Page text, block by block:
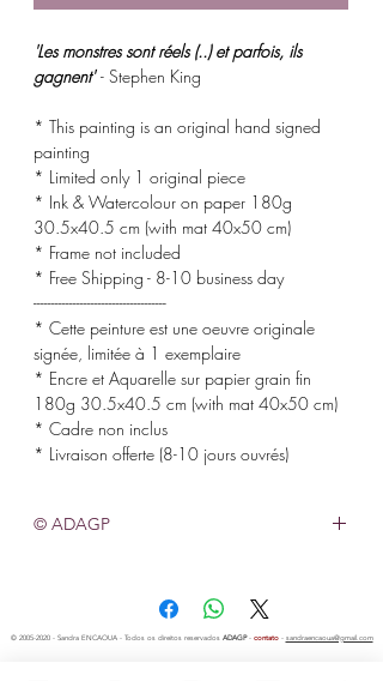
'Les monstres sont réels (..) et parfois, ils
gagnent'- Stephen King
* This painting is an original hand signed
painting
* Limited only 1 original piece
* Ink & Watercolour on paper 180g
30.5x40.5 cm (with mat 40x50 cm)
* Frame not included
* Free Shipping - 8-10 business day
-------------------------------------
* Cette peinture est une oeuvre originale
signée, limitée à 1 exemplaire
* Encre et Aquarelle sur papier grain fin
180g 30.5x40.5 cm (with mat 40x50 cm)
* Cadre non inclus
* Livraison offerte (8-10 jours ouvrés)
© ADAGP
© 2005-2020- Sandra ENCAOUA - Todos os direitos reservados ADAGP- contato - sandraencaoua@gmail.com